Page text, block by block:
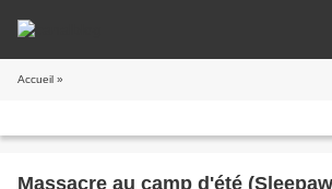
Accueil »
Massacre au camp d'été